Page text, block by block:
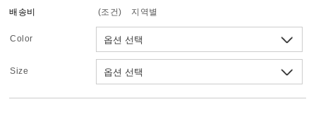
배송비 (조건) 지역별
Color
Size